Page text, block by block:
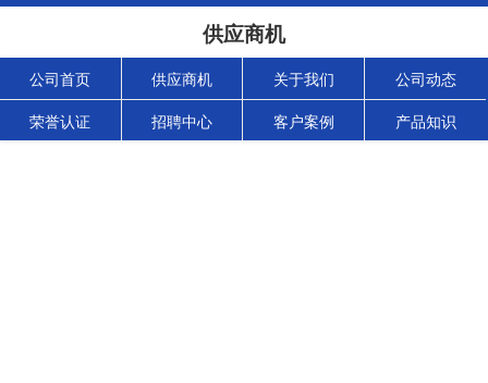
供应商机
公司首页 供应商机 关于我们 公司动态
荣誉认证 招聘中心 客户案例 产品知识